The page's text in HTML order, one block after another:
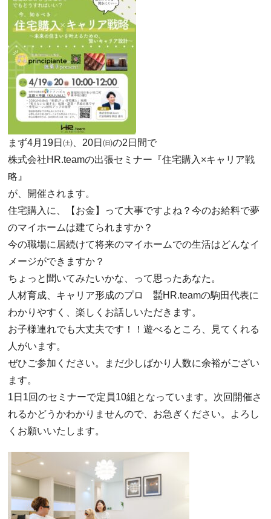
まず4月19日㈯、20日㈰の2日間で
株式会社HR.teamの出張セミナー『住宅購入×キャリア戦
略』
が、開催されます。
住宅購入に、【お金】って大事ですよね？今のお給料で夢
のマイホームは建てられますか？
今の職場に居続けて将来のマイホームでの生活はどんなイ
メージができますか？
ちょっと聞いてみたいかな、って思ったあなた。
人材育成、キャリア形成のプロ ㍿HR.teamの駒田代表に
わかりやすく、楽しくお話しいただきます。
お子様連れでも大丈夫です！！遊べるところ、見てくれる
人がいます。
ぜひご参加ください。まだ少しばかり人数に余裕がござい
ます。
1日1回のセミナーで定員10組となっています。次回開催さ
れるかどうかわかりませんので、お急ぎください。よろし
くお願いいたします。